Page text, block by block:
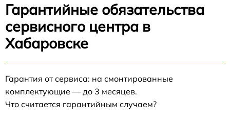
Гарантийные обязательства
сервисного центра в
Хабаровске
Гарантия от сервиса: на смонтированные
комплектующие — до 3 месяцев.
Что считается гарантийным случаем?